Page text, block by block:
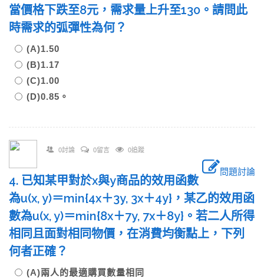
當價格下跌至8元，需求量上升至130。請問此
時需求的弧彈性為何？
(A)1.50
(B)1.17
(C)1.00
(D)0.85。
0討論 0留言 0追蹤
問題討論
4. 已知某甲對於x與y商品的效用函數
為u(x, y)＝min{4x＋3y, 3x＋4y}，某乙的效用函
數為u(x, y)＝min{8x＋7y, 7x＋8y}。若二人所得
相同且面對相同物價，在消費均衡點上，下列
何者正確？
(A)兩人的最適購買數量相同